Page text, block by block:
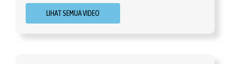
LIHAT SEMUA VIDEO